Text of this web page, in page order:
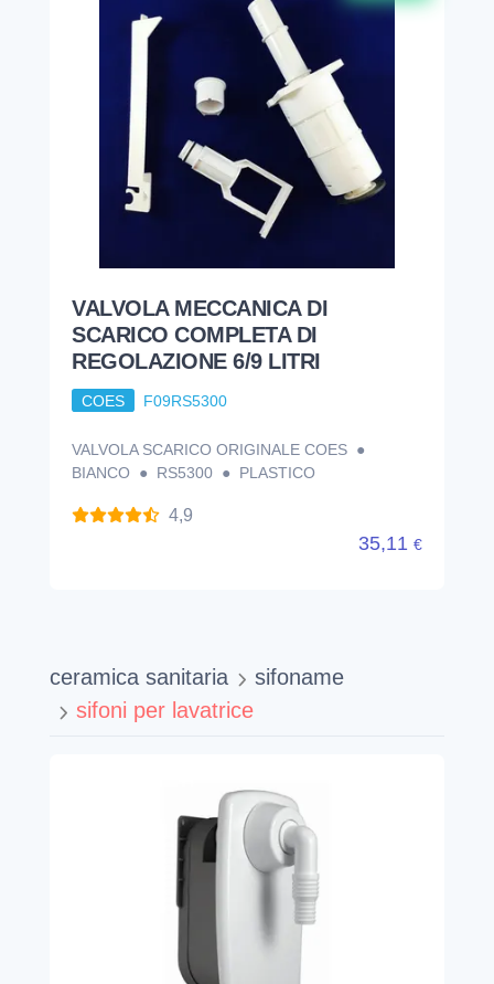
VALVOLA MECCANICA DI
SCARICO COMPLETA DI
REGOLAZIONE 6/9 LITRI
COES F09RS5300
VALVOLA SCARICO ORIGINALE COES ●
BIANCO ● RS5300 ● PLASTICO
4,9
35,11 €
ceramica sanitaria
sifoname
sifoni per lavatrice